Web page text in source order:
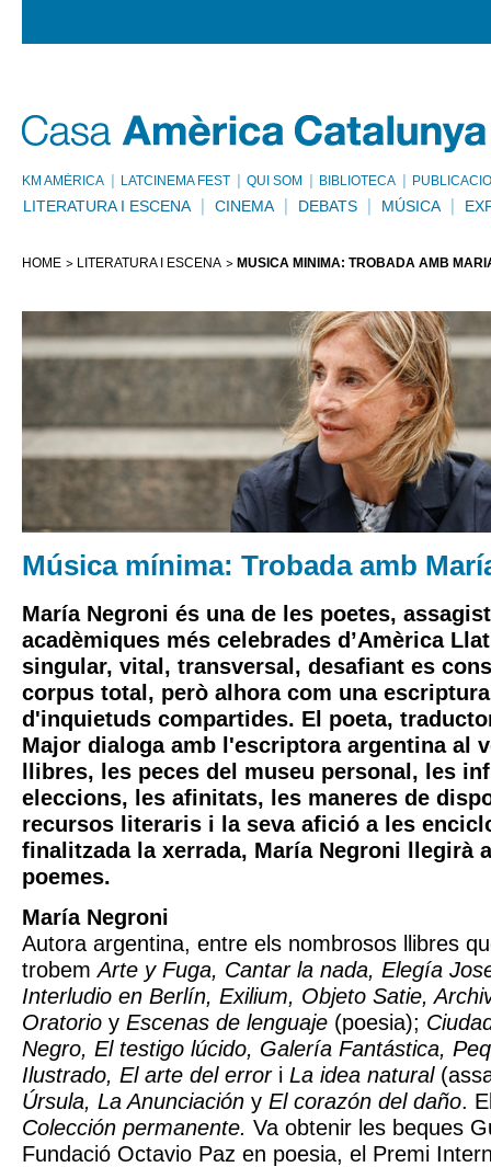
KM AMÈRICA LATCINEMA FEST QUI SOM BIBLIOTECA
LITERATURA I ESCENA CINEMA DEBATS MÚSICA
HOME LITERATURA I ESCENA MÚSICA MÍNIMA: TROBADA AMB
Música mínima: Trobada amb
María Negroni és una de les poetes,
acadèmiques més celebrades d’Amèrica
singular, vital, transversal, desafiant es
corpus total, però alhora com una
d'inquietuds compartides. El poeta,
Major dialoga amb l'escriptora argentina al
llibres, les peces del museu personal, les
eleccions, les afinitats, les maneres de
recursos literaris i la seva afició a les
finalitzada la xerrada, María Negroni llegirà
poemes.
María Negroni
Autora argentina, entre els nombrosos llibres
trobemArte y Fuga, Cantar la nada, Elegía
Interludio en Berlín, Exilium, Objeto Satie,
Oratorio y Escenas de lenguaje (poesia);
Negro, El testigo lúcido, Galería Fantástica,
Ilustrado, El arte del errori La idea natural
Úrsula, La Anunciación y El corazón del daño.
Colección permanente. Va obtenir les beques
Fundació Octavio Paz en poesia, el Premi